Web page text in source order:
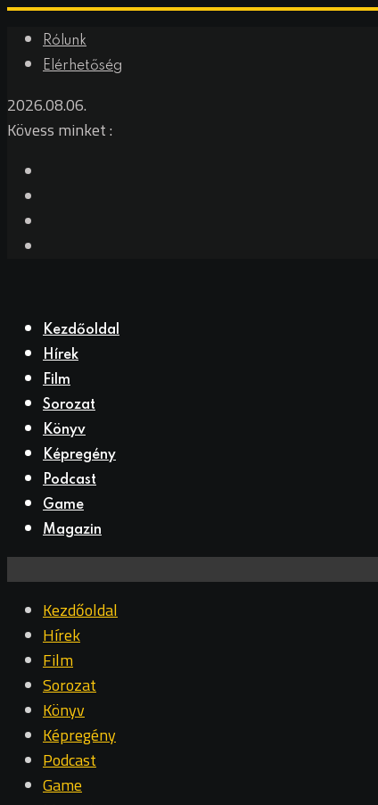
Rólunk
Elérhetőség
2026.08.06.
Kövess minket :
Kezdőoldal
Hírek
Film
Sorozat
Könyv
Képregény
Podcast
Game
Magazin
Kezdőoldal
Hírek
Film
Sorozat
Könyv
Képregény
Podcast
Game